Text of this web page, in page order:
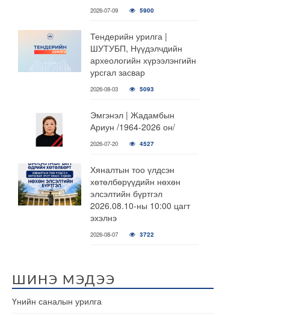
2026-07-09 5900
Тендерийн урилга |
ШУТУБП, Нүүдэлчдийн
археологийн хүрээлэнгийн
урсгал засвар
2026-08-03 5093
Эмгэнэл | Жадамбын
Ариун /1964-2026 он/
2026-07-20 4527
Хяналтын тоо үлдсэн
хөтөлбөрүүдийн нөхөн
элсэлтийн бүртгэл
2026.08.10-ны 10:00 цагт
эхэлнэ
2026-08-07 3722
ШИНЭ МЭДЭЭ
Үнийн саналын урилга